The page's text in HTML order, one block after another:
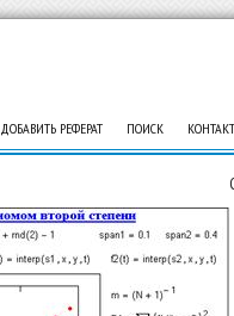
ДОБАВИТЬ РЕФЕРАТ ПОИСК